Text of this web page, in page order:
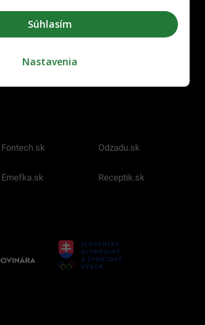
Fontech.sk Odzadu.sk
Emefka.sk Receptik.sk
Súhlasím
Nastavenia